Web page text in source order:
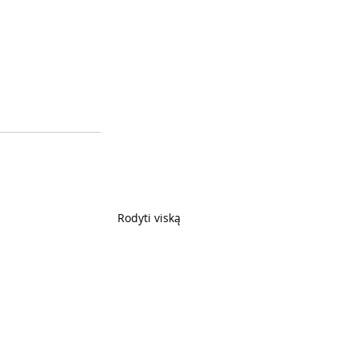
Rodyti viską